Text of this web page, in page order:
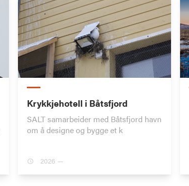
Krykkjehotell i Båtsfjord
SALT samarbeider med Båtsfjord havn
om å designe og bygge et k
2026 —